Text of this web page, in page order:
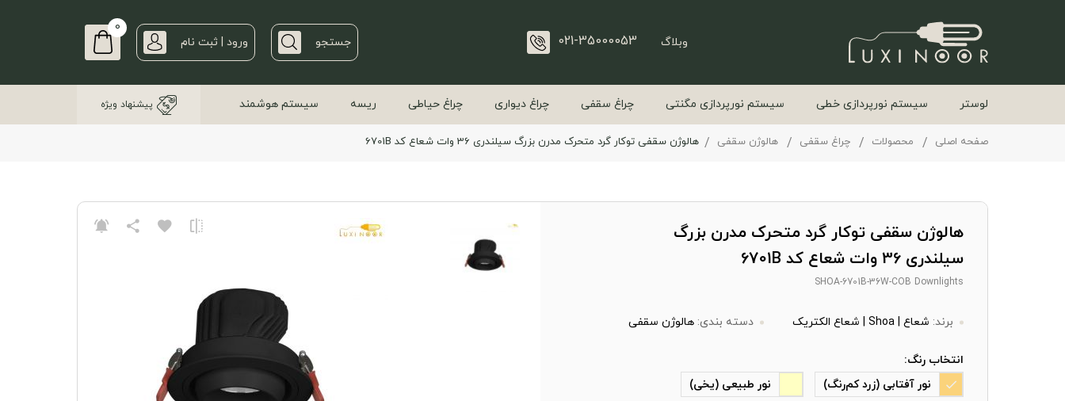
وبلاگ 021-35000053 جستجو ورود | ثبت نام
0
لوستر سیستم نورپردازی خطی سیستم نورپردازی مگنتی چراغ سقفی چراغ دیواری چراغ حیاطی ریسه سیستم هوشمند پیشنهاد ویژه
صفحه اصلی محصولات چراغ سقفی هالوژن سقفی هالوژن سقفی توکار گرد متحرک مدرن بزرگ سیلندری 36 وات شعاع کد 6701B
هالوژن سقفی توکار گرد متحرک مدرن بزرگ
سیلندری 36 وات شعاع کد 6701B
SHOA-6701B-36W-COB Downlights
برند: شعاع | Shoa | شعاع الکتریک دسته بندی: هالوژن سقفی
انتخاب رنگ:
نور آفتابی (زرد کم‌رنگ)
نور طبیعی (یخی)